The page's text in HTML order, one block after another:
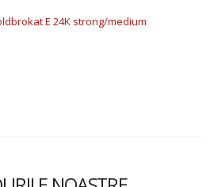
E 24K strong/medium